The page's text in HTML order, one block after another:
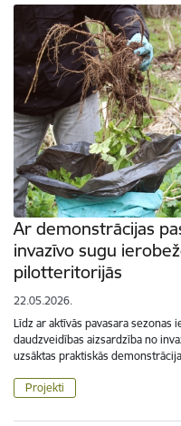
Ar demonstrācijas
invazīvo sugu
pilotteritorijās
22.05.2026.
Līdz ar aktīvās pavasara sezonas
daudzveidības aizsardzība no
uzsāktas praktiskās
Projekti